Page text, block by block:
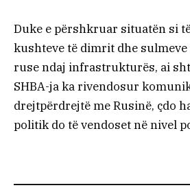
Duke e përshkruar situatën si
kushteve të dimrit dhe
ruse ndaj infrastrukturës, ai
SHBA-ja ka rivendosur
drejtpërdrejtë me Rusinë, çdo
politik do të vendoset në nivel